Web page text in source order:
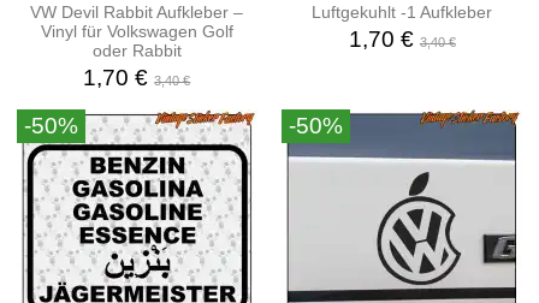
VW Devil Rabbit Aufkleber –
Vinyl für Volkswagen Golf
oder Rabbit
1,70 €3,40 €
Luftgekuhlt -1 Aufkleber
1,70 €3,40 €
-50% -50%